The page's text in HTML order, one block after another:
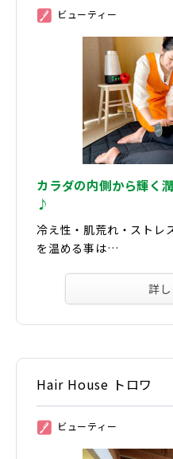
② ビューティー
カラダの内側から輝く
♪
冷え性・肌荒れ・ストレ
を温める事は…
詳
Hair House トロワ
② ビューティー